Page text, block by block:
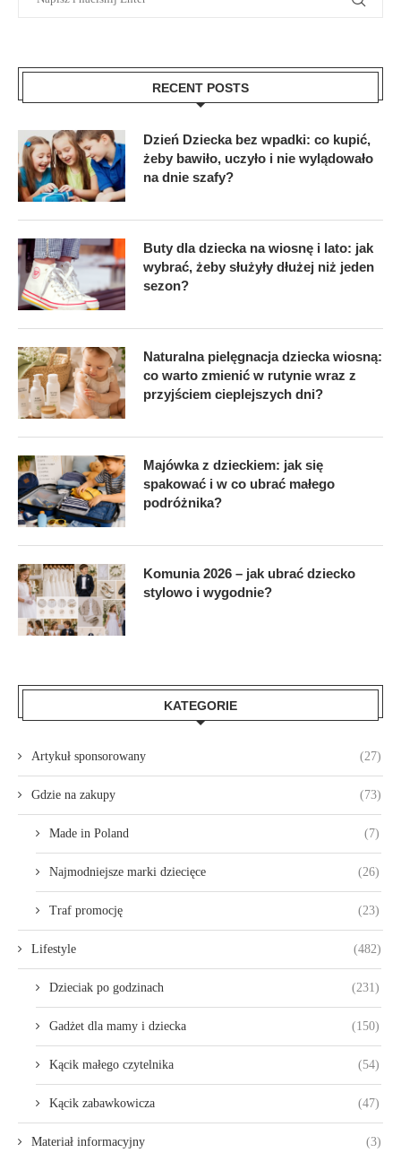
RECENT POSTS
Dzień Dziecka bez wpadki: co kupić,
żeby bawiło, uczyło i nie wylądowało
na dnie szafy?
Buty dla dziecka na wiosnę i lato: jak
wybrać, żeby służyły dłużej niż jeden
sezon?
Naturalna pielęgnacja dziecka wiosną:
co warto zmienić w rutynie wraz z
przyjściem cieplejszych dni?
Majówka z dzieckiem: jak się
spakować i w co ubrać małego
podróżnika?
Komunia 2026 – jak ubrać dziecko
stylowo i wygodnie?
KATEGORIE
Artykuł sponsorowany (27)
Gdzie na zakupy (73)
Made in Poland (7)
Najmodniejsze marki dziecięce (26)
Traf promocję (23)
Lifestyle (482)
Dzieciak po godzinach (231)
Gadżet dla mamy i dziecka (150)
Kącik małego czytelnika (54)
Kącik zabawkowicza (47)
Materiał informacyjny (3)